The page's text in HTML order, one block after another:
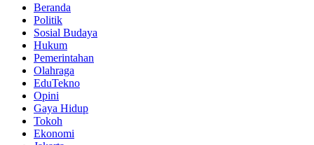
Beranda
Politik
Sosial Budaya
Hukum
Pemerintahan
Olahraga
EduTekno
Opini
Gaya Hidup
Tokoh
Ekonomi